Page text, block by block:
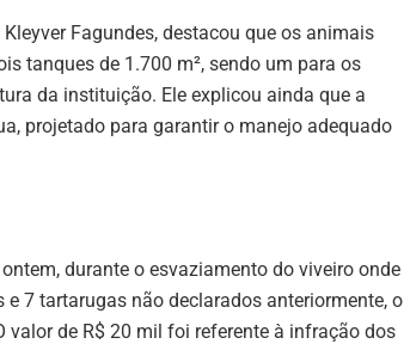
Fagundes, destacou que os animais
tanques de 1.700 m², sendo um para os
da instituição. Ele explicou ainda que a
projetado para garantir o manejo adequado
durante o esvaziamento do viveiro onde
7 tartarugas não declarados anteriormente, o
de R$ 20 mil foi referente à infração dos